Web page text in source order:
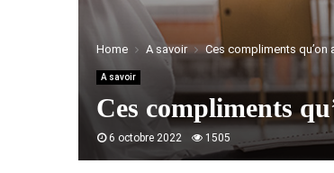
Home A savoir Ces compliments qu’on
A savoir
Ces compliments
6 octobre 2022 1505